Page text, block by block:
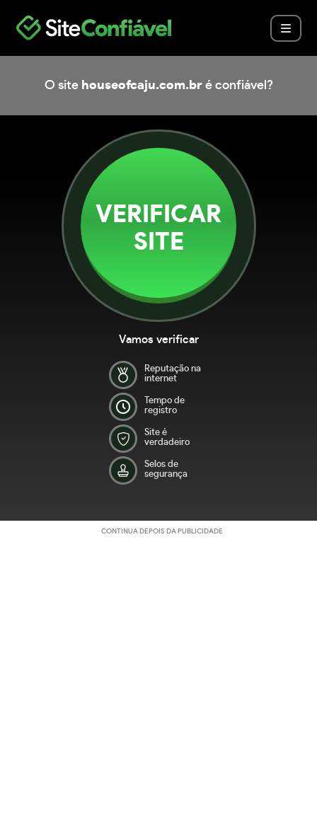
O site houseofcaju.com.bré confiável?
VERIFICAR
SITE
Vamos verificar
Reputação na
internet
Tempo de
registro
Site é
verdadeiro
Selos de
segurança
CONTINUA DEPOIS DA PUBLICIDADE